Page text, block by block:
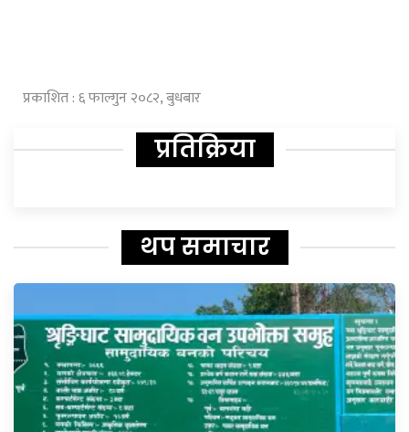
प्रकाशित : ६ फाल्गुन २०८२, बुधबार
प्रतिक्रिया
थप समाचार